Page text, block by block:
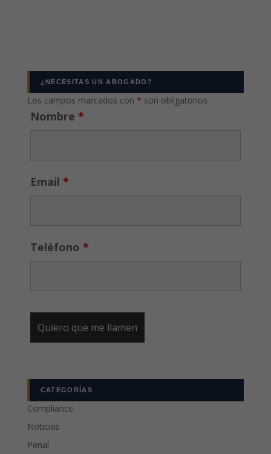
¿NECESITAS UN ABOGADO?
Los campos marcados con * son obligatorios
Nombre *
Email *
Teléfono *
CATEGORÍAS
Compliance
Noticias
Penal